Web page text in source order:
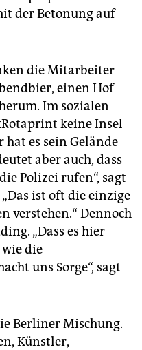
der Betonung auf
die Mitarbeiter
einen Hof
Im sozialen
keine Insel
es sein Gelände
aber auch, dass
Polizei rufen“, sagt
ist oft die einzige
verstehen.“ Dennoch
„Dass es hier
die
uns Sorge“, sagt
Berliner Mischung.
Künstler,